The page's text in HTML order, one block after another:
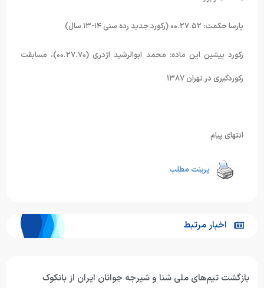
پارسا حکمت: ۰۰.۲۷.۵۲ (رکورد جدید رده سنی ۱۴-۱۳ سال)
رکورد پیشین این ماده: محمد ابوالرشید اژدری (۰۰.۲۷.۷۰)، مسابقت
رکوردگیری در تهران ۱۳۸۷
انتهای پیام
پرینت مطلب
اخبار مرتبط
بازگشت تیم‌های ملی شنا و شیرجه جوانان ایران از بانکوک